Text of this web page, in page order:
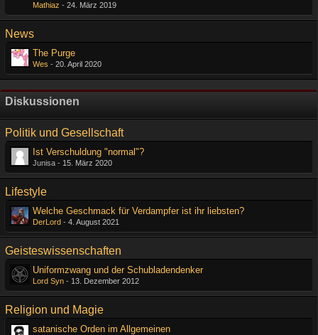
Mathiaz - 24. März 2019
News
The Purge
Wes - 20. April 2020
Diskussionen
Politik und Gesellschaft
Ist Verschuldung "normal"?
Junisa - 15. März 2020
Lifestyle
Welche Geschmack für Verdampfer ist ihr liebsten?
DerLord - 4. August 2021
Geisteswissenschaften
Uniformzwang und der Schubladendenker
Lord Syn - 13. Dezember 2012
Religion und Magie
satanische Orden im Allgemeinen